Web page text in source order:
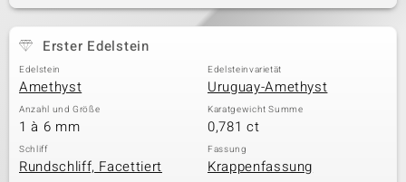
Erster Edelstein
Edelstein
Amethyst
Edelsteinvarietät
Uruguay-Amethyst
Anzahl und Größe
1 à 6 mm
Karatgewicht Summe
0,781 ct
Schliff
Rundschliff, Facettiert
Fassung
Krappenfassung